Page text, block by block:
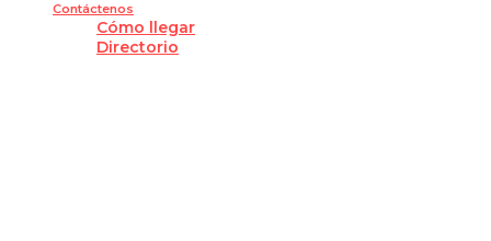
Contáctenos
Cómo llegar
Directorio